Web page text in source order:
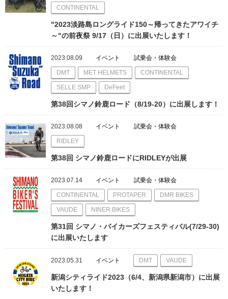
CONTINENTAL
"2023淡路島ロングライド150～帰ってきたアワイチ
～"の前夜祭 9/17（日）に出展いたします！
2023.08.09 イベント 試乗会・体験会
DMT MET HELMETS CONTINENTAL
SELLE SMP DeFeet
第38回シマノ鈴鹿ロード（8/19-20）に出展します！
2023.08.08 イベント 試乗会・体験会
RIDLEY
第38回 シマノ鈴鹿ロードにRIDLEYが出展
2023.07.14 イベント 試乗会・体験会
CONTINENTAL PROTAPER DMR BIKES
VAUDE NINER BIKES
第31回 シマノ・バイカーズフェスティバル(7/29-30)
に出展いたします
2023.05.31 イベント DMT VAUDE
新潟シティライド2023（6/4、新潟県新潟市）に出展
いたします！